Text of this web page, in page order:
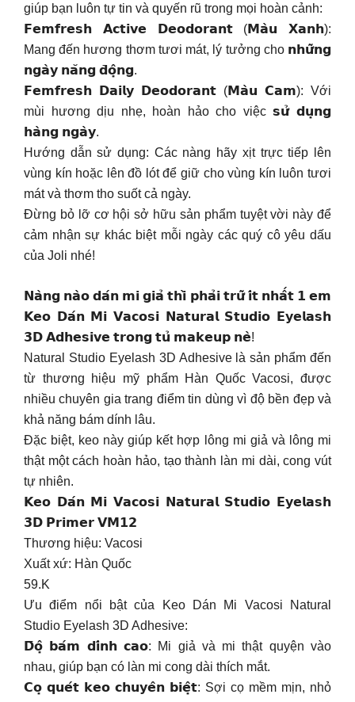
giúp bạn luôn tự tin và quyến rũ trong mọi hoàn cảnh:
𝗙𝗲𝗺𝗳𝗿𝗲𝘀𝗵 𝗔𝗰𝘁𝗶𝘃𝗲 𝗗𝗲𝗼𝗱𝗼𝗿𝗮𝗻𝘁 (𝗠𝗮̀𝘂 𝗫𝗮𝗻𝗵):
Mang đến hương thơm tươi mát, lý tưởng cho 𝗻𝗵𝘂̛̃𝗻𝗴
𝗻𝗴𝗮̀𝘆 𝗻𝗮̆𝗻𝗴 𝗱̄𝗼̣̂𝗻𝗴.
𝗙𝗲𝗺𝗳𝗿𝗲𝘀𝗵 𝗗𝗮𝗶𝗹𝘆 𝗗𝗲𝗼𝗱𝗼𝗿𝗮𝗻𝘁 (𝗠𝗮̀𝘂 𝗖𝗮𝗺): Với
mùi hương dịu nhẹ, hoàn hảo cho việc 𝘀𝘂̛̉ 𝗱𝘂̣𝗻𝗴
𝗵𝗮̀𝗻𝗴 𝗻𝗴𝗮̀𝘆.
Hướng dẫn sử dụng: Các nàng hãy xịt trực tiếp lên
vùng kín hoặc lên đồ lót để giữ cho vùng kín luôn tươi
mát và thơm tho suốt cả ngày.
Đừng bỏ lỡ cơ hội sở hữu sản phẩm tuyệt vời này để
cảm nhận sự khác biệt mỗi ngày các quý cô yêu dấu
của Joli nhé!
𝗡𝗮̀𝗻𝗴 𝗻𝗮̀𝗼 𝗱𝗮́𝗻 𝗺𝗶 𝗴𝗶𝗮̉ 𝘁𝗵𝗶̀ 𝗽𝗵𝗮̉𝗶 𝘁𝗿𝘂̛̃ 𝗶́𝘁 𝗻𝗵𝗮̂́𝘁 𝟭 𝗲𝗺
𝗞𝗲𝗼 𝗗𝗮́𝗻 𝗠𝗶 𝗩𝗮𝗰𝗼𝘀𝗶 𝗡𝗮𝘁𝘂𝗿𝗮𝗹 𝗦𝘁𝘂𝗱𝗶𝗼 𝗘𝘆𝗲𝗹𝗮𝘀𝗵
𝟯𝗗 𝗔𝗱𝗵𝗲𝘀𝗶𝘃𝗲 𝘁𝗿𝗼𝗻𝗴 𝘁𝘂̉ 𝗺𝗮𝗸𝗲𝘂𝗽 𝗻𝗲̀!
Natural Studio Eyelash 3D Adhesive là sản phẩm đến
từ thương hiệu mỹ phẩm Hàn Quốc Vacosi, được
nhiều chuyên gia trang điểm tin dùng vì độ bền đẹp và
khả năng bám dính lâu.
Đặc biệt, keo này giúp kết hợp lông mi giả và lông mi
thật một cách hoàn hảo, tạo thành làn mi dài, cong vút
tự nhiên.
𝗞𝗲𝗼 𝗗𝗮́𝗻 𝗠𝗶 𝗩𝗮𝗰𝗼𝘀𝗶 𝗡𝗮𝘁𝘂𝗿𝗮𝗹 𝗦𝘁𝘂𝗱𝗶𝗼 𝗘𝘆𝗲𝗹𝗮𝘀𝗵
𝟯𝗗 𝗣𝗿𝗶𝗺𝗲𝗿 𝗩𝗠𝟭𝟮
Thương hiệu: Vacosi
Xuất xứ: Hàn Quốc
59.K
Ưu điểm nổi bật của Keo Dán Mi Vacosi Natural
Studio Eyelash 3D Adhesive:
𝗗̄𝗼̣̂ 𝗯𝗮́𝗺 𝗱𝗶́𝗻𝗵 𝗰𝗮𝗼: Mi giả và mi thật quyện vào
nhau, giúp bạn có làn mi cong dài thích mắt.
𝗖𝗼̣ 𝗾𝘂𝗲́𝘁 𝗸𝗲𝗼 𝗰𝗵𝘂𝘆𝗲̂𝗻 𝗯𝗶𝗲̣̂𝘁: Sợi cọ mềm mịn, nhỏ